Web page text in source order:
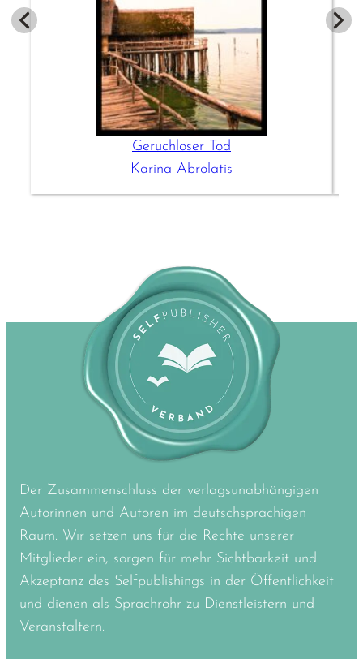
Geruchloser Tod
Karina Abrolatis
Der Zusammenschluss der verlagsunabhängigen
Autorinnen und Autoren im deutschsprachigen
Raum. Wir setzen uns für die Rechte unserer
Mitglieder ein, sorgen für mehr Sichtbarkeit und
Akzeptanz des Selfpublishings in der Öffentlichkeit
und dienen als Sprachrohr zu Dienstleistern und
Veranstaltern.